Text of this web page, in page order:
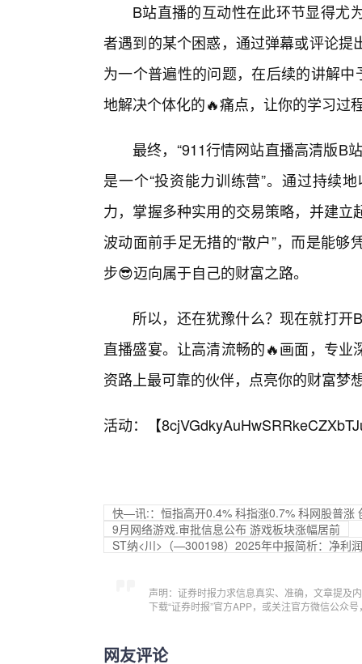
B站直播的互动性在此环节显得尤
者遇到的某个困惑，通过弹幕或评论
为一个普遍性的问题，在后续的讲解
地解决个体化的🔥痛点，让你的学习过
最终，“911行情网站直播高清版B
是一个“投资能力训练营”。通过持续
力，掌握多种实用的交易策略，并建
波动面前手足无措的“散户”，而是能
步😎迈向属于自己的财富之路。
所以，还在犹豫什么？现在就打开
直播盛宴。让高清流畅的🔥画面，专
资路上最可靠的伙伴，点亮你的财富梦
活动：【
快—讯:：恒指高开0.4% 科指涨0.7% 科网股普涨
9月网络游戏.审批信息公布 游戏板块涨幅居前
ST纳<川>（—300198）2025年中报简析：净利
声明：证券时报力求信息真实、准确，文章提及
下载“证券时报”官方APP，或关注官方微信公众
网友评论